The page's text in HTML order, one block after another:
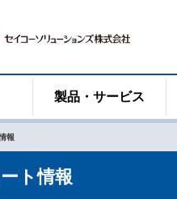
製品・サービス
報
ト情報